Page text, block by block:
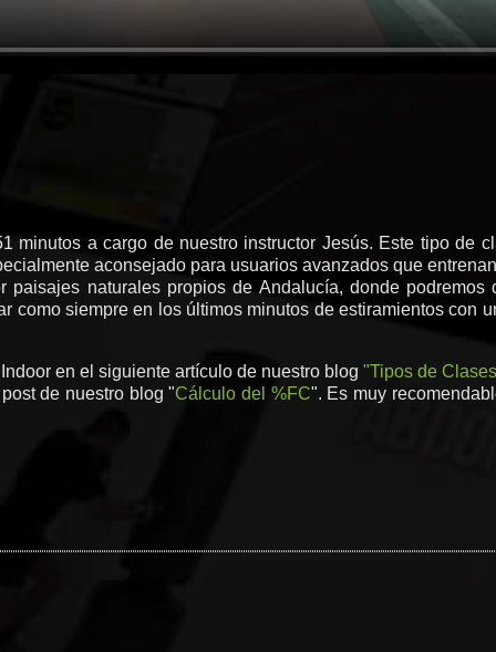
a cargo de nuestro instructor Jesús. Este tipo de
aconsejado para usuarios avanzados que
naturales propios de Andalucía, donde podremos
como siempre en los últimos minutos de estiramientos con
en el siguiente artículo de nuestro blog"Tipos de
de nuestro blog "Cálculo del %FC". Es muy